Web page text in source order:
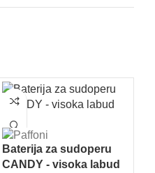
Baterija za sudoperu
CANDY - visoka labud